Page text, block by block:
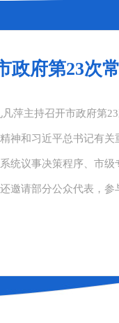
政府第23次
萍主持召开市政府第
神和习近平总书记有关
统议事决策程序、市级
邀请部分公众代表，参